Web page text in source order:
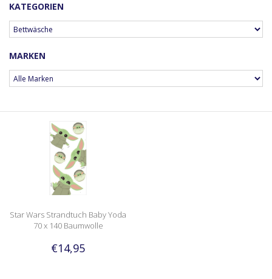
KATEGORIEN
MARKEN
Star Wars Strandtuch Baby Yoda
70 x 140 Baumwolle
€14,95